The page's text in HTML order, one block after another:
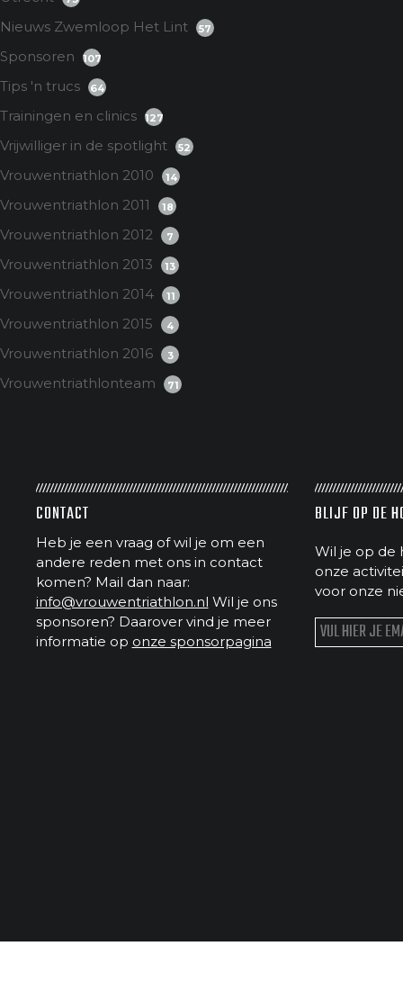
Nieuws Zwemloop Het Lint 57
Sponsoren 107
Tips 'n trucs 64
Trainingen en clinics 127
Vrijwilliger in de spotlight 52
Vrouwentriathlon 2010 14
Vrouwentriathlon 2011 18
Vrouwentriathlon 2012 7
Vrouwentriathlon 2013 13
Vrouwentriathlon 2014 11
Vrouwentriathlon 2015 4
Vrouwentriathlon 2016 3
Vrouwentriathlonteam 71
CONTACT
Heb je een vraag of wil je om een
andere reden met ons in contact
komen? Mail dan naar:
info@vrouwentriathlon.nl Wil je ons
sponsoren? Daarover vind je meer
informatie op onze sponsorpagina
BLIJF OP DE
Wil je op de
onze
voor onze